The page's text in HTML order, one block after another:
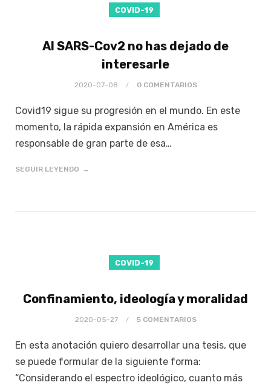
COVID-19
Al SARS-Cov2 no has dejado de
interesarle
2020-07-08 0 COMENTARIOS
Covid19 sigue su progresión en el mundo. En este
momento, la rápida expansión en América es
responsable de gran parte de esa…
SEGUIR LEYENDO
COVID-19
Confinamiento, ideología y moralidad
2020-05-27 5 COMENTARIOS
En esta anotación quiero desarrollar una tesis, que
se puede formular de la siguiente forma:
“Considerando el espectro ideológico, cuanto más